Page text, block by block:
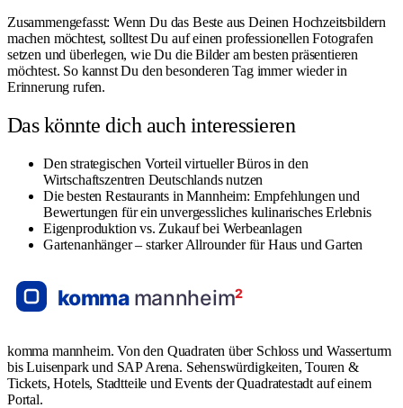
Zusammengefasst: Wenn Du das Beste aus Deinen Hochzeitsbildern
machen möchtest, solltest Du auf einen professionellen Fotografen
setzen und überlegen, wie Du die Bilder am besten präsentieren
möchtest. So kannst Du den besonderen Tag immer wieder in
Erinnerung rufen.
Das könnte dich auch interessieren
Den strategischen Vorteil virtueller Büros in den
Wirtschaftszentren Deutschlands nutzen
Die besten Restaurants in Mannheim: Empfehlungen und
Bewertungen für ein unvergessliches kulinarisches Erlebnis
Eigenproduktion vs. Zukauf bei Werbeanlagen
Gartenanhänger – starker Allrounder für Haus und Garten
komma mannheim. Von den Quadraten über Schloss und Wasserturm
bis Luisenpark und SAP Arena. Sehenswürdigkeiten, Touren &
Tickets, Hotels, Stadtteile und Events der Quadratestadt auf einem
Portal.